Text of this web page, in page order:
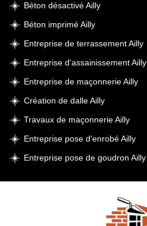
Béton désactivé Ailly
Béton imprimé Ailly
Entreprise de terrassement Ailly
Entreprise d'assainissement Ailly
Entreprise de maçonnerie Ailly
Création de dalle Ailly
Travaux de maçonnerie Ailly
Entreprise pose d'enrobé Ailly
Entreprise pose de goudron Ailly